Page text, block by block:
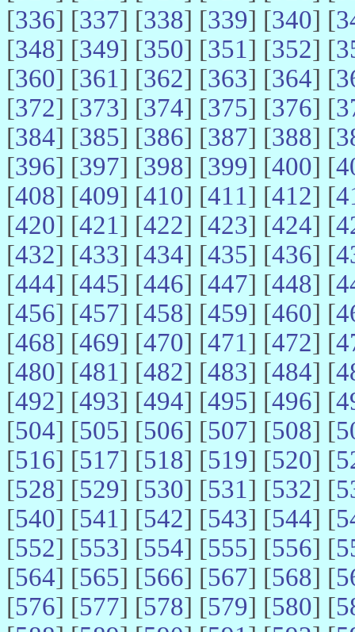
[336] [337] [338] [339] [340] [
[348] [349] [350] [351] [352] [
[360] [361] [362] [363] [364] [
[372] [373] [374] [375] [376] [
[384] [385] [386] [387] [388] [
[396] [397] [398] [399] [400] [
[408] [409] [410] [411] [412] [
[420] [421] [422] [423] [424] [
[432] [433] [434] [435] [436] [
[444] [445] [446] [447] [448] [
[456] [457] [458] [459] [460] [
[468] [469] [470] [471] [472] [
[480] [481] [482] [483] [484] [
[492] [493] [494] [495] [496] [
[504] [505] [506] [507] [508] [
[516] [517] [518] [519] [520] [
[528] [529] [530] [531] [532] [
[540] [541] [542] [543] [544] [
[552] [553] [554] [555] [556] [
[564] [565] [566] [567] [568] [
[576] [577] [578] [579] [580] [